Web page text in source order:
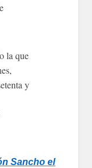
la que
y
Sancho el